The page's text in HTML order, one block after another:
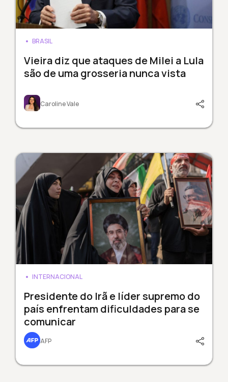
BRASIL
Vieira diz que ataques de Milei a Lula
são de uma grosseria nunca vista
Caroline Vale
INTERNACIONAL
Presidente do Irã e líder supremo do
país enfrentam dificuldades para se
comunicar
AFP